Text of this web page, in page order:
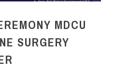
MDCU
SURGERY